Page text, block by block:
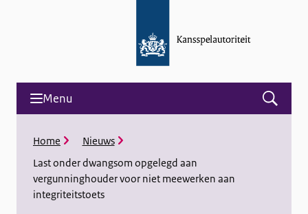
Menu
Open
and
K
u
i
m
Home
Nieuws
Last onder dwangsom opgelegd aan
vergunninghouder voor niet meewerken aan
integriteitstoets